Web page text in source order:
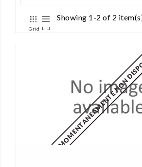
Grid List
Showing 1-2 of 2
MOMENTANEAMENTE